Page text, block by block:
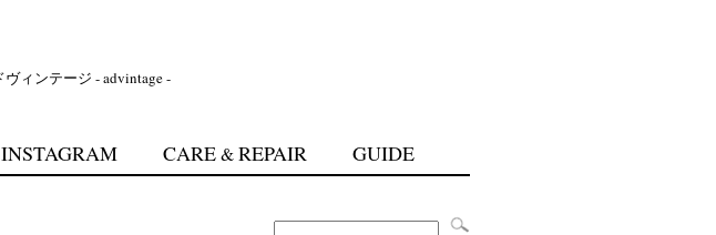
INSTAGRAM CARE&REPAIR GUIDE